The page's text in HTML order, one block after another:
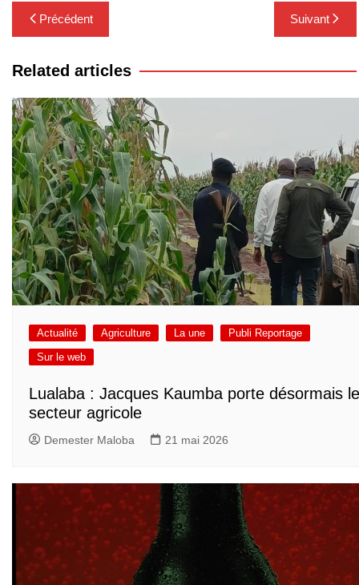
Navigation
de
l’article
Précédent Suivant
Related articles
Actualité Agriculture La une
Publi Reportage
Sur le web
Lualaba : Jacques Kaumba porte désormais le
secteur agricole
Demester Maloba 21 mai 2026